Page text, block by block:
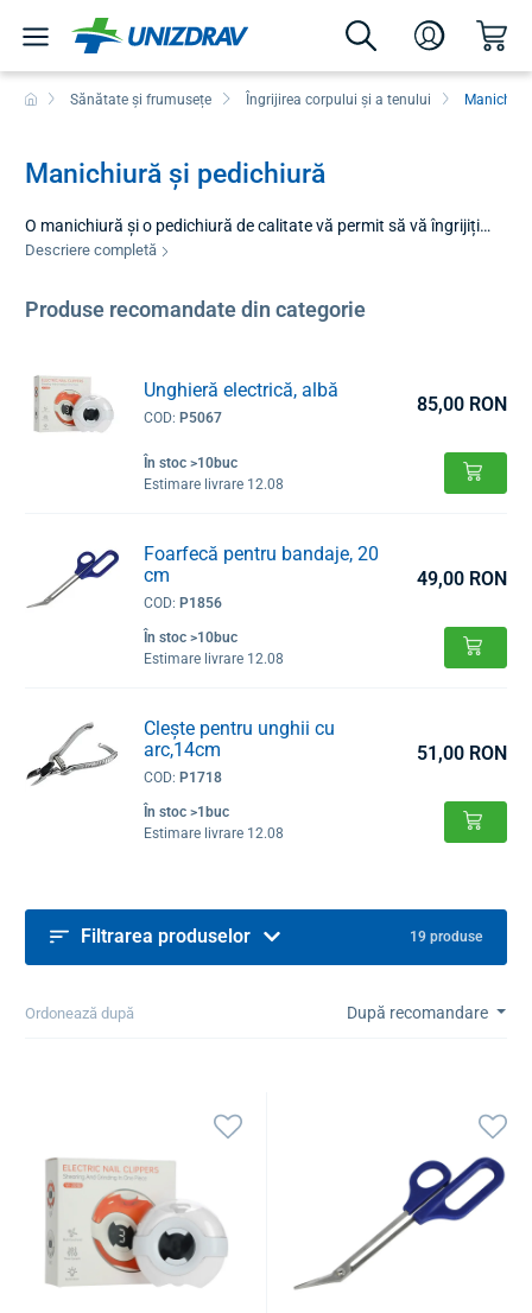
Sănătate și frumusețe Îngrijirea corpului și a tenului
Manichiură și pedichiură
O manichiură și o pedichiură de calitate vă permit să vă îngrijiți
unghiile și pielea din jur rapid și confortabil, chiar la
lungimea unghiilor sau doriți să vă răsfățați cu o baie temeinică și
un tratament ulterior pentru picioare, instrumentele potrivite vor
categorie, am pregătit tot ce aveți nevoie pentru a vă face
manichiura de acasă precisă și sigură.
Descriere completă
Produse recomandate din categorie
Unghieră electrică, albă
COD: P5067
În stoc >10buc
Estimare livrare 12.08
85,00 RON
Foarfecă pentru bandaje, 20
cm
COD: P1856
În stoc >10buc
Estimare livrare 12.08
49,00 RON
Clește pentru unghii cu
arc,14cm
COD: P1718
În stoc >1buc
Estimare livrare 12.08
51,00 RON
Filtrarea produselor 19 produse
Ordonează după După recomandare